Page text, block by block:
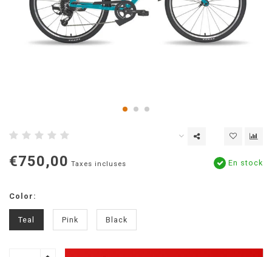
€750,00 Taxes incluses En stock
Color:
Teal Pink Black